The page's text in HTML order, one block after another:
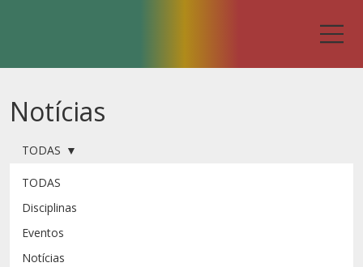
Notícias
TODAS
Disciplinas
Eventos
Notícias
TODAS